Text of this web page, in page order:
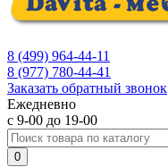
8 (499) 964-44-11
8 (977) 780-44-41
Заказать обратный звонок
Ежедневно
с 9-00 до 19-00
0